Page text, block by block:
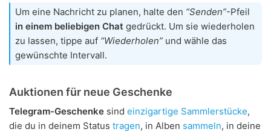
Um eine Nachricht zu planen, halte den “Senden”-Pfeil
in einem beliebigen Chat gedrückt. Um sie wiederholen
zu lassen, tippe auf “Wiederholen” und wähle das
gewünschte Intervall.
Auktionen für neue Geschenke
Telegram-Geschenke sind einzigartige Sammlerstücke,
die du in deinem Status tragen, in Alben sammeln, in deine